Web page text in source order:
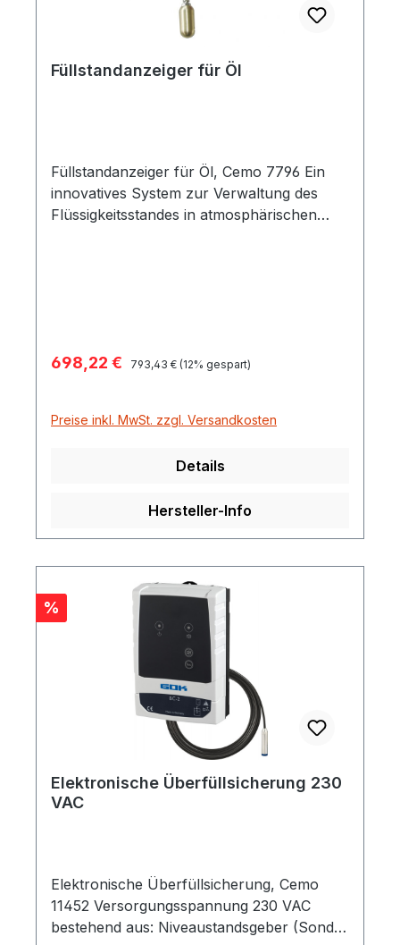
Füllstandanzeiger für Öl
Füllstandanzeiger für Öl, Cemo 7796 Ein
innovatives System zur Verwaltung des
Flüssigkeitsstandes in atmosphärischen
Konfiguration PC-Anbindung möglich
Verkaufspreis:
698,22 € Regulärer Preis:
793,43 € (12% gespart)
Preise inkl. MwSt. zzgl. Versandkosten
Details
Hersteller-Info
Rabatt
%
Elektronische Überfüllsicherung 230
VAC
Elektronische Überfüllsicherung, Cemo
11452 Versorgungsspannung 230 VAC
bestehend aus: Niveaustandsgeber (Sonde)